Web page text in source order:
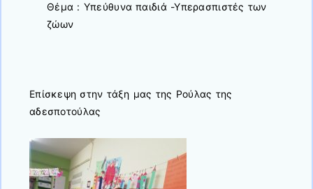
Θέμα : Υπεύθυνα παιδιά -Υπερασπιστές των
ζώων
Επίσκεψη στην τάξη μας της Ρούλας της
αδεσποτούλας